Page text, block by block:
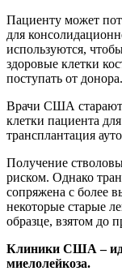
Пациенту может
для
используются,
здоровые клетки
поступать от донора.
Врачи США
клетки пациента
трансплантация
Получение
риском. Однако
сопряжена с более
некоторые старые
образце, взятом до
Клиники США –
миелолейкоза.